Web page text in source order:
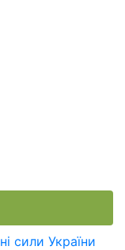
сили України